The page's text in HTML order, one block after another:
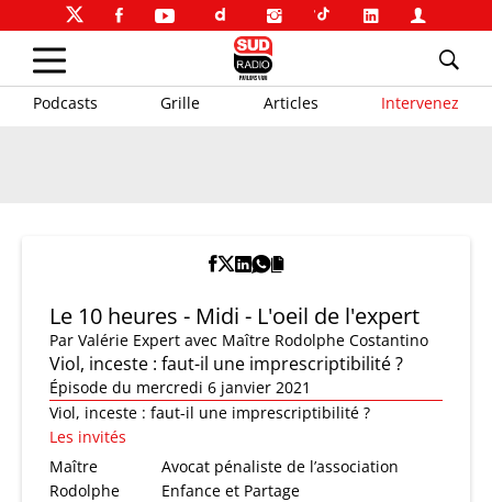
Podcasts Grille Articles Intervenez
Le 10 heures - Midi - L'oeil de l'expert
Par Valérie Expert avec Maître Rodolphe Costantino
Viol, inceste : faut-il une imprescriptibilité ?
Épisode du mercredi 6 janvier 2021
Viol, inceste : faut-il une imprescriptibilité ?
Les invités
Maître
Rodolphe
Avocat pénaliste de l’association
Enfance et Partage